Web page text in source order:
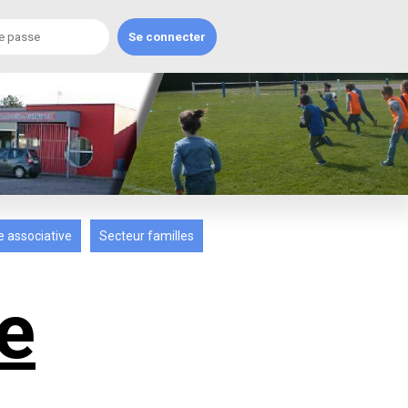
associative Secteur familles